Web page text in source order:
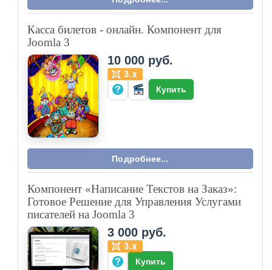
Касса билетов - онлайн. Компонент для
Joomla 3
10 000 руб.
Купить
Подробнее...
Компонент «Написание Текстов на Заказ»:
Готовое Решение для Управления Услугами
писателей на Joomla 3
3 000 руб.
Купить